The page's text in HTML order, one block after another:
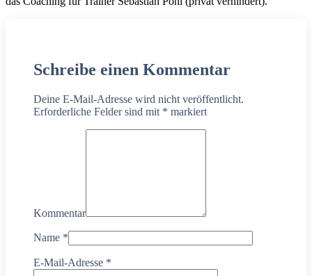
Schreibe einen Kommentar
Deine E-Mail-Adresse wird nicht veröffentlicht.
Erforderliche Felder sind mit * markiert
Kommentar
Name *
E-Mail-Adresse *